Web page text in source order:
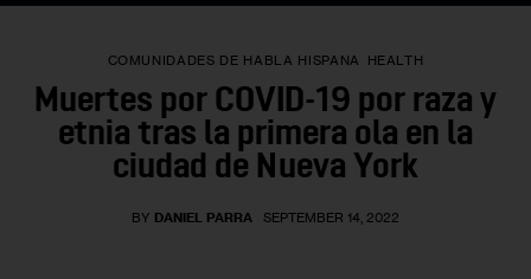
Our Standards
Contact Us
COMUNIDADES DE HABLA HISPANA HEALTH
Muertes por COVID-19 por raza y
etnia tras la primera ola en la
ciudad de Nueva York
BY DANIEL PARRA SEPTEMBER 14, 2022